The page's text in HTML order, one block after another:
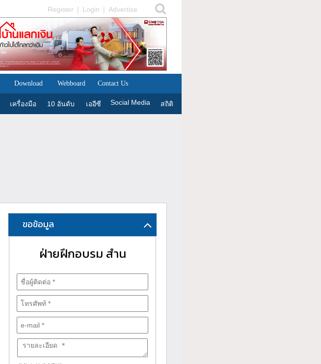
Register | Login | Advertise
Download Webboard Contact Us
เครื่องมือ 10 อันดับ เออีซี Social Media สถิติ
ขอข้อมูล
ฝ่ายฝึกอบรม สำน